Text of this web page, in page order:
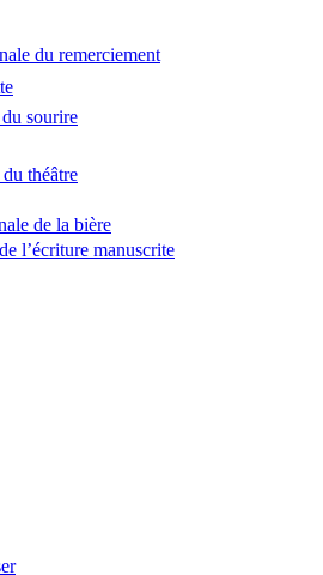
du remerciement
sourire
théâtre
de la bière
l’écriture manuscrite